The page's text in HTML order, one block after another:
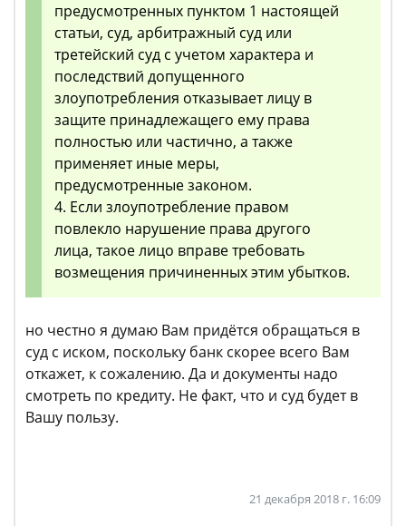
предусмотренных пунктом 1 настоящей
статьи, суд, арбитражный суд или
третейский суд с учетом характера и
последствий допущенного
злоупотребления отказывает лицу в
защите принадлежащего ему права
полностью или частично, а также
применяет иные меры,
предусмотренные законом.
4. Если злоупотребление правом
повлекло нарушение права другого
лица, такое лицо вправе требовать
возмещения причиненных этим убытков.
но честно я думаю Вам придётся обращаться в
суд с иском, поскольку банк скорее всего Вам
откажет, к сожалению. Да и документы надо
смотреть по кредиту. Не факт, что и суд будет в
Вашу пользу.
21 декабря 2018 г. 16:09